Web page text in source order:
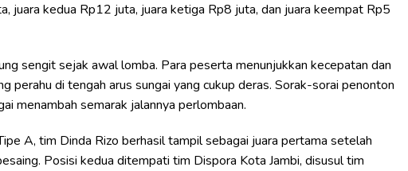
juara kedua Rp12 juta, juara ketiga Rp8 juta, dan juara keempat Rp5
sengit sejak awal lomba. Para peserta menunjukkan kecepatan dan
perahu di tengah arus sungai yang cukup deras. Sorak-sorai penonton
menambah semarak jalannya perlombaan.
A, tim Dinda Rizo berhasil tampil sebagai juara pertama setelah
Posisi kedua ditempati tim Dispora Kota Jambi, disusul tim